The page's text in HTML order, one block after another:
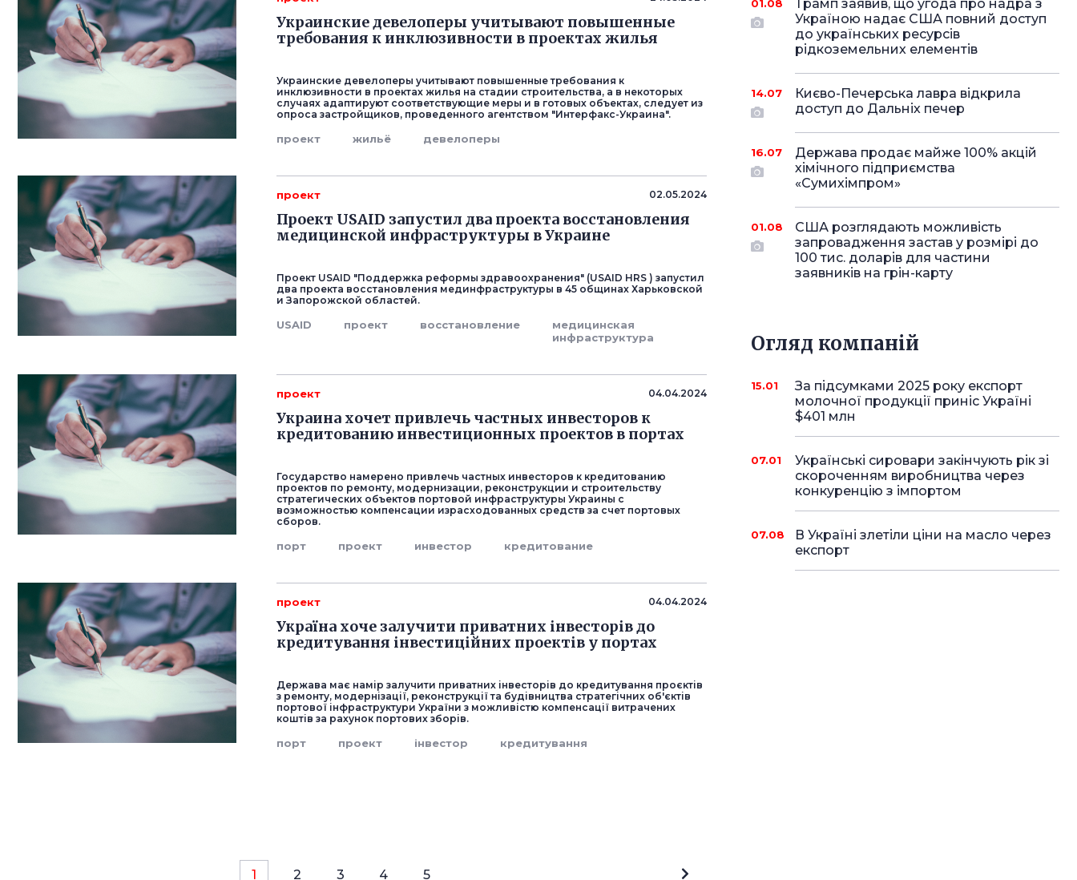
Украинские девелоперы учитывают повышенные
требования к инклюзивности в проектах жилья
Украинские девелоперы учитывают повышенные требования к
инклюзивности в проектах жилья на стадии строительства, а в некоторых
случаях адаптируют соответствующие меры и в готовых объектах, следует из
опроса застройщиков, проведенного агентством "Интерфакс-Украина".
проект жильё девелоперы
проект 02.05.2024
Проект USAID запустил два проекта восстановления
медицинской инфраструктуры в Украине
Проект USAID "Поддержка реформы здравоохранения" (USAID HRS ) запустил
два проекта восстановления мединфраструктуры в 45 общинах Харьковской
и Запорожской областей.
USAID проект восстановление
медицинская
инфраструктура
проект 04.04.2024
Украина хочет привлечь частных инвесторов к
кредитованию инвестиционных проектов в портах
Государство намерено привлечь частных инвесторов к кредитованию
проектов по ремонту, модернизации, реконструкции и строительству
стратегических объектов портовой инфраструктуры Украины с
возможностью компенсации израсходованных средств за счет портовых
сборов.
порт проект инвестор кредитование
проект 04.04.2024
Україна хоче залучити приватних інвесторів до
кредитування інвестиційних проектів у портах
Держава має намір залучити приватних інвесторів до кредитування проєктів
з ремонту, модернізації, реконструкції та будівництва стратегічних об'єктів
портової інфраструктури України з можливістю компенсації витрачених
коштів за рахунок портових зборів.
порт проект інвестор кредитування
1 2 3 4 5
01.08
Трамп заявив, що угода про надра з
Україною надає США повний доступ
до українських ресурсів
рідкоземельних елементів
14.07
Києво-Печерська лавра відкрила
доступ до Дальніх печер
16.07
Держава продає майже 100% акцій
хімічного підприємства
«Сумихімпром»
01.08
США розглядають можливість
запровадження застав у розмірі до
100 тис. доларів для частини
заявників на грін-карту
Огляд компаній
15.01
За підсумками 2025 року експорт
молочної продукції приніс Україні
$401 млн
07.01
Українські сировари закінчують рік зі
скороченням виробництва через
конкуренцію з імпортом
07.08
В Україні злетіли ціни на масло через
експорт